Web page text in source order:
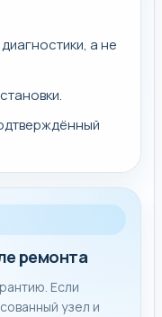
а не
ремонта
Если
узел и